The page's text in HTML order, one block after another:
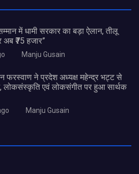
में धामी सरकार का बड़ा ऐलान, तीलू
अब ₹75 हजार”
Manju Gusain
फरस्वाण ने प्रदेश अध्यक्ष महेन्द्र भट्ट से
लोकसंस्कृति एवं लोकसंगीत पर हुआ सार्थक
Manju Gusain